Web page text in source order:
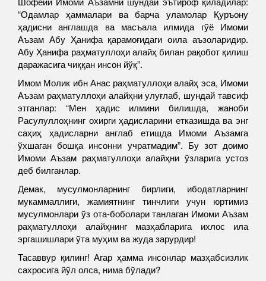
“Одамлар ҳаммалари ва барча уламолар Қуръону
ҳадисни англашда ва масъала илмида гўё Имоми
Аъзам Абу Ҳанифа қарамоғидаги оила аъзоларидир.
Абу Ҳанифа раҳматуллоҳи алайҳ билан рақобот қилиш
даражасига чиққан инсон йўқ”.
Имом Молик ибн Анас раҳматуллоҳи алайҳ эса, Имоми
Аъзам раҳматуллоҳи алайҳни улуғлаб, шундай тавсиф
этганлар: “Мен ҳадис илмини билишда, жаноби
Расулуллоҳнинг охирги ҳадисларини етказишда ва энг
саҳиҳ ҳадисларни англаб етишда Имоми Аъзамга
ўхшаган бошқа инсонни учратмадим”. Бу зот доимо
Имоми Аъзам раҳматуллоҳи алайҳни ўзларига устоз
деб билганлар.
Демак, мусулмонларнинг бирлиги, ибодатларнинг
мукаммаллиги, жамиятнинг тинчлиги учун юртимиз
мусулмонлари ўз ота-боболари танлаган Имоми Аъзам
раҳматуллоҳи алайҳнинг мазҳабларига ихлос ила
эргашишлари ўта муҳим ва жуда зарурдир!
Тасаввур қилинг! Агар ҳамма инсонлар мазҳабсизлик
сахросига йўл олса, нима бўлади?